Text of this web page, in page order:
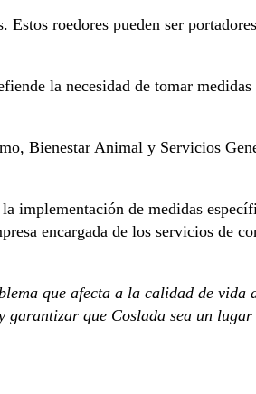
roedores pueden ser
la necesidad de tomar medidas
Bienestar Animal y Servicios
implementación de medidas
encargada de los servicios de
que afecta a la calidad de vida
garantizar que Coslada sea un